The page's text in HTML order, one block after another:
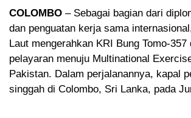
COLOMBO – Sebagai bagian dari
dan penguatan kerja sama
Laut mengerahkan KRI Bung Tomo-357
pelayaran menuju Multinational
Pakistan. Dalam perjalanannya, kapal
singgah di Colombo, Sri Lanka, pada